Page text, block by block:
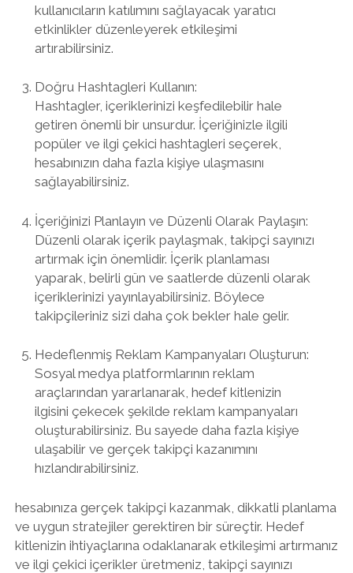
kullanıcıların katılımını sağlayacak yaratıcı
etkinlikler düzenleyerek etkileşimi
artırabilirsiniz.
Doğru Hashtagleri Kullanın:
Hashtagler, içeriklerinizi keşfedilebilir hale
getiren önemli bir unsurdur. İçeriğinizle ilgili
popüler ve ilgi çekici hashtagleri seçerek,
hesabınızın daha fazla kişiye ulaşmasını
sağlayabilirsiniz.
İçeriğinizi Planlayın ve Düzenli Olarak Paylaşın:
Düzenli olarak içerik paylaşmak, takipçi sayınızı
artırmak için önemlidir. İçerik planlaması
yaparak, belirli gün ve saatlerde düzenli olarak
içeriklerinizi yayınlayabilirsiniz. Böylece
takipçileriniz sizi daha çok bekler hale gelir.
Hedeflenmiş Reklam Kampanyaları Oluşturun:
Sosyal medya platformlarının reklam
araçlarından yararlanarak, hedef kitlenizin
ilgisini çekecek şekilde reklam kampanyaları
oluşturabilirsiniz. Bu sayede daha fazla kişiye
ulaşabilir ve gerçek takipçi kazanımını
hızlandırabilirsiniz.
hesabınıza gerçek takipçi kazanmak, dikkatli planlama
ve uygun stratejiler gerektiren bir süreçtir. Hedef
kitlenizin ihtiyaçlarına odaklanarak etkileşimi artırmanız
ve ilgi çekici içerikler üretmeniz, takipçi sayınızı